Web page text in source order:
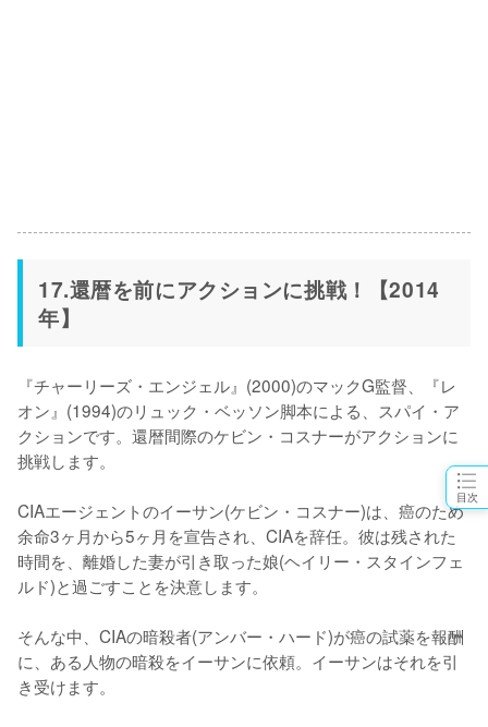
目次
17.還暦を前にアクションに挑戦！【2014
年】
『チャーリーズ・エンジェル』(2000)のマックG監督、『レ
オン』(1994)のリュック・ベッソン脚本による、スパイ・ア
クションです。還暦間際のケビン・コスナーがアクションに
挑戦します。
CIAエージェントのイーサン(ケビン・コスナー)は、癌のため
余命3ヶ月から5ヶ月を宣告され、CIAを辞任。彼は残された
時間を、離婚した妻が引き取った娘(ヘイリー・スタインフェ
ルド)と過ごすことを決意します。
そんな中、CIAの暗殺者(アンバー・ハード)が癌の試薬を報酬
に、ある人物の暗殺をイーサンに依頼。イーサンはそれを引
き受けます。